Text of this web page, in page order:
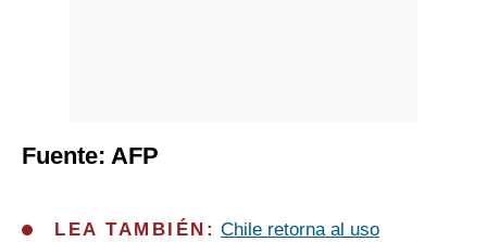
Fuente: AFP
LEA TAMBIÉN: Chile retorna al uso